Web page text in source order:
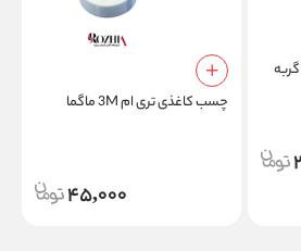
چسب کاغذی تری ام 3M ماگما
45,000